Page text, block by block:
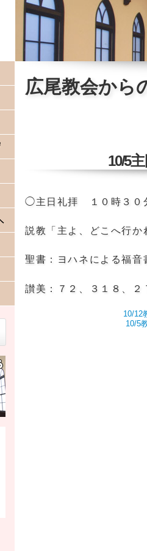
広尾教会から
10/5
◯主日礼拝 １０時３０
説教「主よ、どこへ行か
聖書：ヨハネによる福
讃美：７２、３１８、２
10/12
10/5